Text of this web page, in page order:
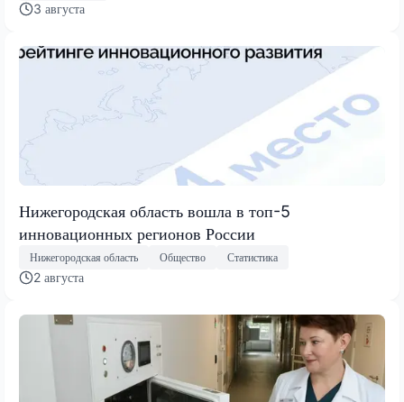
3 августа
Нижегородская область вошла в топ-5
инновационных регионов России
Нижегородская область Общество Статистика
2 августа